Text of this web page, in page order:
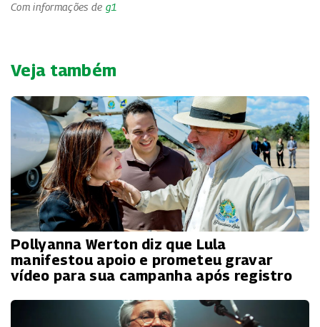
Com informações de g1
Veja também
Pollyanna Werton diz que Lula
manifestou apoio e prometeu gravar
vídeo para sua campanha após registro